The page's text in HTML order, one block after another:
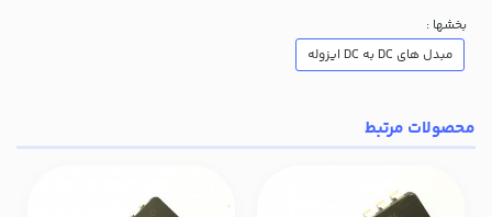
بخشها :
مبدل های DC به DC ایزوله
محصولات مرتبط